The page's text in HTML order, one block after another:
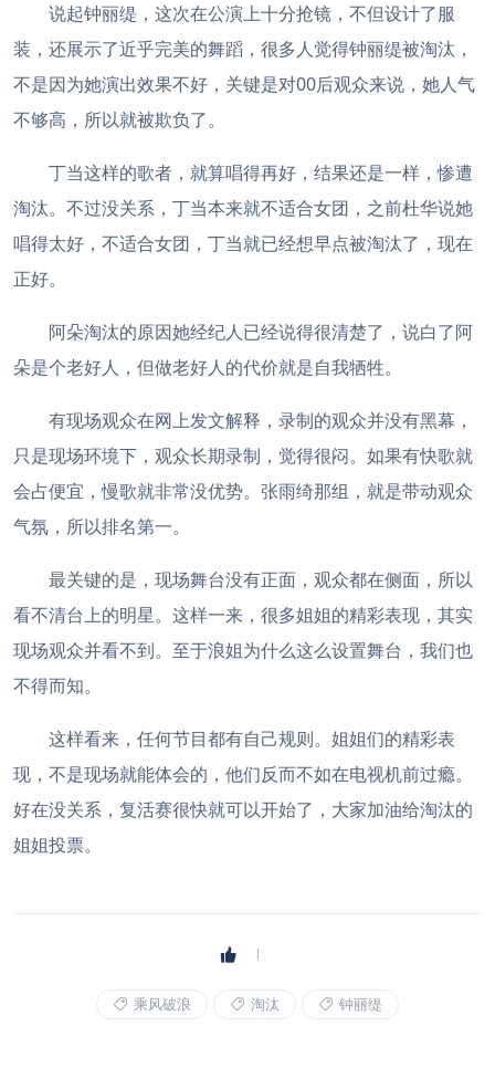
说起钟丽缇，这次在公演上十分抢镜，不但设计了服
装，还展示了近乎完美的舞蹈，很多人觉得钟丽缇被淘汰，
不是因为她演出效果不好，关键是对00后观众来说，她人气
不够高，所以就被欺负了。
丁当这样的歌者，就算唱得再好，结果还是一样，惨遭
淘汰。不过没关系，丁当本来就不适合女团，之前杜华说她
唱得太好，不适合女团，丁当就已经想早点被淘汰了，现在
正好。
阿朵淘汰的原因她经纪人已经说得很清楚了，说白了阿
朵是个老好人，但做老好人的代价就是自我牺牲。
有现场观众在网上发文解释，录制的观众并没有黑幕，
只是现场环境下，观众长期录制，觉得很闷。如果有快歌就
会占便宜，慢歌就非常没优势。张雨绮那组，就是带动观众
气氛，所以排名第一。
最关键的是，现场舞台没有正面，观众都在侧面，所以
看不清台上的明星。这样一来，很多姐姐的精彩表现，其实
现场观众并看不到。至于浪姐为什么这么设置舞台，我们也
不得而知。
这样看来，任何节目都有自己规则。姐姐们的精彩表
现，不是现场就能体会的，他们反而不如在电视机前过瘾。
好在没关系，复活赛很快就可以开始了，大家加油给淘汰的
姐姐投票。
乘风破浪 淘汰 钟丽缇